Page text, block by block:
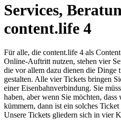
Services,
content.life 4
Für alle, die content.life 4 als
Online-Auftritt nutzen, stehen vier
die vor allem dazu dienen die Dinge
gestalten. Alle vier Tickets bringen
einer Eisenbahnverbindung. Sie
haben, aber wenn Sie möchten,
kümmern, dann ist ein solches
Unsere Tickets gliedern sich in vier